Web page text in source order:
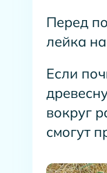
Перед
лейка
Если
вокруг
смогут